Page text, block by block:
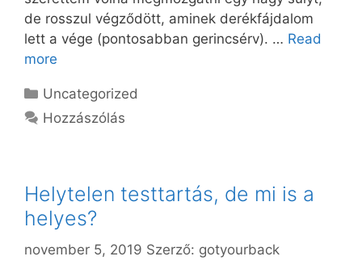
de rosszul végződött, aminek derékfájdalom
lett a vége (pontosabban gerincsérv). … Read
more
Kategória
Uncategorized
Hozzászólás
Helytelen testtartás, de mi is a
helyes?
november 5, 2019 Szerző: gotyourback